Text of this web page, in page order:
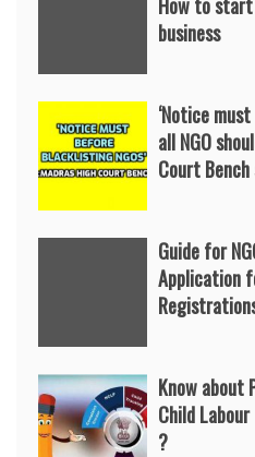
business
‘Notice
all NGO
Court Bench
Guide for
Application
Know about
Child
?